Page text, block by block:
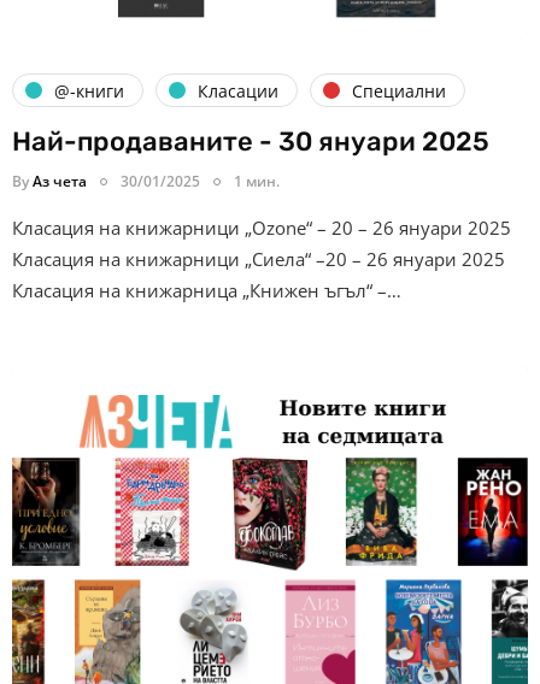
@-книги Класации Специални
Най-продаваните - 30 януари 2025
ByАз чета 30/01/2025 1 мин.
Класация на книжарници „Ozone“ – 20 – 26 януари 2025
Класация на книжарници „Сиела“ –20 – 26 януари 2025
Класация на книжарница „Книжен ъгъл“ –…